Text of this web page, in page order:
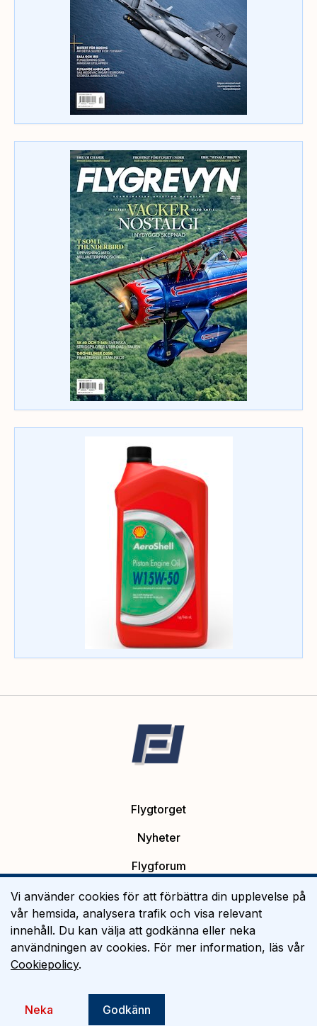
Flygtorget
Nyheter
Flygforum
Platsannonser
Flygutbildning
Om Flygtorget
Vi använder cookies för att förbättra din upplevelse på
vår hemsida, analysera trafik och visa relevant
innehåll. Du kan välja att godkänna eller neka
användningen av cookies. För mer information, läs vår
Cookiepolicy.
Neka Godkänn